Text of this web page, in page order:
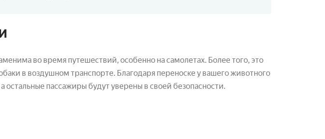
во время путешествий, особенно на самолетах. Более того, это
в воздушном транспорте. Благодаря переноске у вашего животного
остальные пассажиры будут уверены в своей безопасности.